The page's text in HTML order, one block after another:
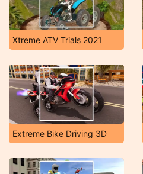
Xtreme ATV Trials 2021
Extreme Bike Driving 3D